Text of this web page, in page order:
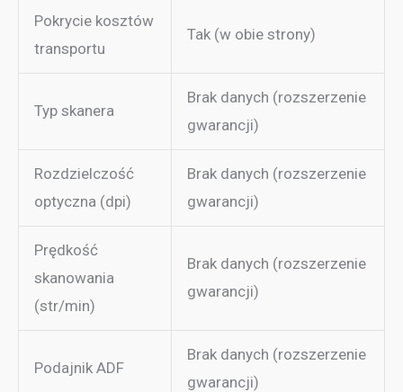
Pokrycie kosztów
transportu
Tak (w obie strony)
Typ skanera
Brak danych (rozszerzenie
gwarancji)
Rozdzielczość
optyczna (dpi)
Brak danych (rozszerzenie
gwarancji)
Prędkość
skanowania
(str/min)
Brak danych (rozszerzenie
gwarancji)
Podajnik ADF
Brak danych (rozszerzenie
gwarancji)